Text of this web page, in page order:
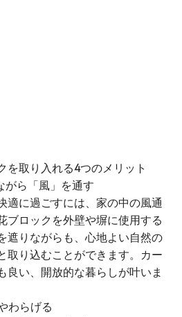
を取り入れる4つのメリット
がら「風」を通す
適に過ごすには、家の中の風通
ブロックを外壁や塀に使用する
遮りながらも、心地よい自然の
取り込むことができます。カー
良い、開放的な暮らしが叶いま
わらげる